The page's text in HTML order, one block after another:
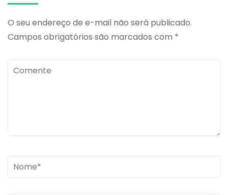
O seu endereço de e-mail não será publicado.
Campos obrigatórios são marcados com *
Comente
Name*